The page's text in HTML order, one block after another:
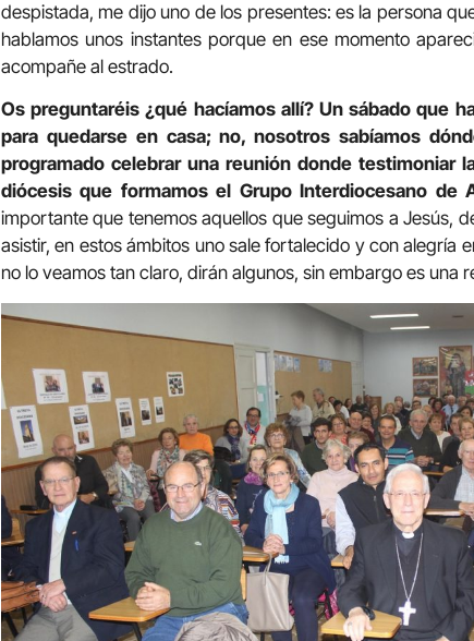
despistada, me dijo uno de los presentes: es la persona
hablamos unos instantes porque en ese momento
acompañe al estrado.
Os preguntaréis ¿qué hacíamos allí? Un sábado que
para quedarse en casa; no, nosotros sabíamos
programado celebrar una reunión donde testimoniar
diócesis que formamos el Grupo Interdiocesano de
importante que tenemos aquellos que seguimos a Jesús,
asistir, en estos ámbitos uno sale fortalecido y con alegría
no lo veamos tan claro, dirán algunos, sin embargo es una